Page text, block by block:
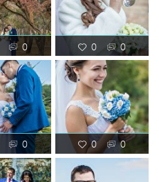
0 0 0
0 0 0